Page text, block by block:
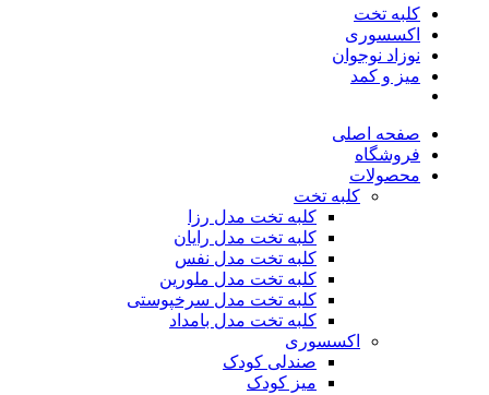
کلبه تخت
اکسسوری
نوزاد نوجوان
میز و کمد
صفحه اصلی
فروشگاه
محصولات
کلبه تخت
کلبه تخت مدل رزا
کلبه تخت مدل رایان
کلبه تخت مدل نفس
کلبه تخت مدل ملورین
کلبه تخت مدل سرخپوستی
کلبه تخت مدل بامداد
اکسسوری
صندلی کودک
میز کودک